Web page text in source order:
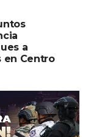
a
en Centro